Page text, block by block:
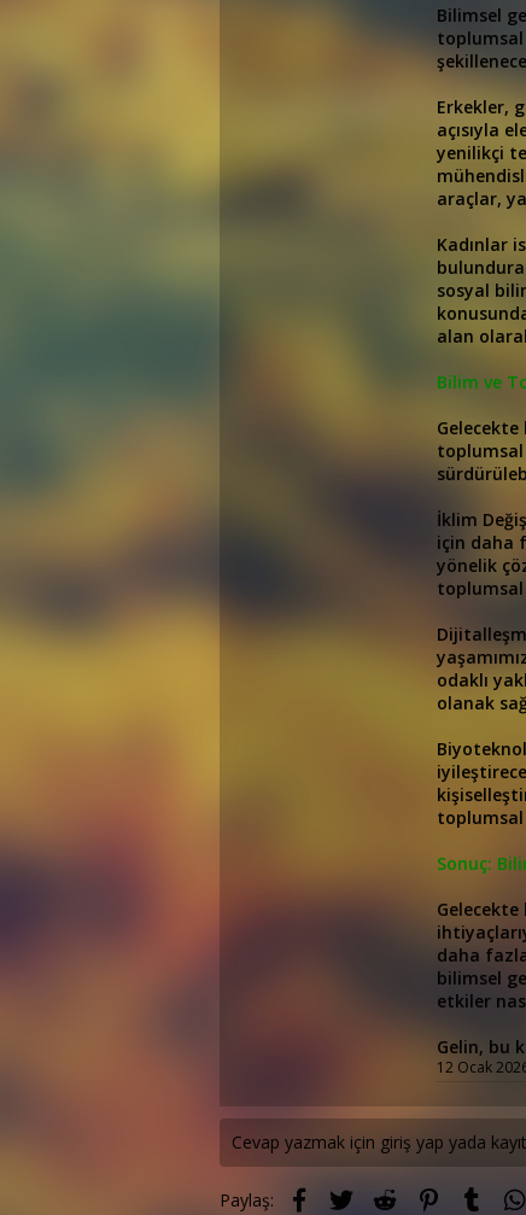
Bilimsel
toplumsal
Erkekler,
açısıyla
yenilikçi
araçlar,
Kadınlar
sosyal
alan
Bilim ve
toplumsal
İklim
için daha
yönelik
toplumsal
odaklı
olanak
toplumsal
Sonuç:
daha
bilimsel
etkiler
Gelin, bu
12 Ocak
Cevap yazmak için giriş yap yada
Paylaş: Facebook
TwitterReddit PinterestTumblr